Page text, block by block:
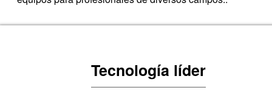
Tecnología líder